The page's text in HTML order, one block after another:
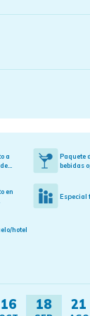
a
Paquete
bebidas
en
Especial
hotel
16 18 21